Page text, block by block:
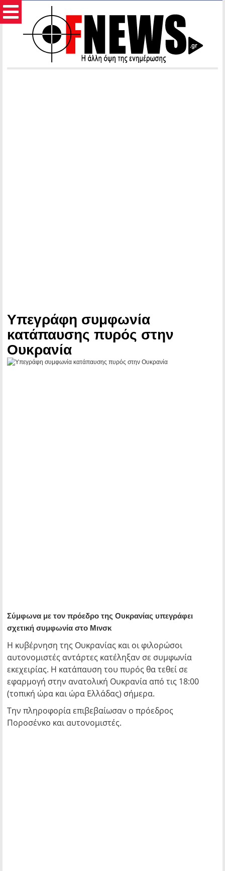
Υπεγράφη συμφωνία
κατάπαυσης πυρός στην
Ουκρανία
Σύμφωνα με τον πρόεδρο της Ουκρανίας υπεγράφει
σχετική συμφωνία στο Μινσκ
Η κυβέρνηση της Ουκρανίας και οι φιλορώσοι
αυτονομιστές αντάρτες κατέληξαν σε συμφωνία
εκεχειρίας. Η κατάπαυση του πυρός θα τεθεί σε
εφαρμογή στην ανατολική Ουκρανία από τις 18:00
(τοπική ώρα και ώρα Ελλάδας) σήμερα.
Την πληροφορία επιβεβαίωσαν ο πρόεδρος
Ποροσένκο και αυτονομιστές.